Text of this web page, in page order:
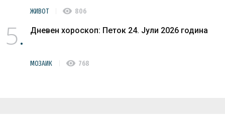
ЖИВОТ visibility 806
5 Дневен хороскоп: Петок 24. Јули 2026 година
МОЗАИК visibility 768